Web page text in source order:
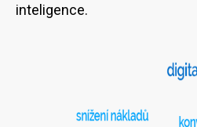
inteligence.